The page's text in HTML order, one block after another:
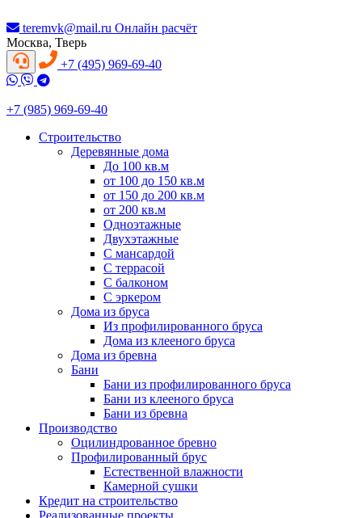
teremvk@mail.ru Онлайн расчёт
Москва, Тверь
+7 (495) 969-69-40
+7 (985) 969-69-40
Строительство
Деревянные дома
До 100 кв.м
от 100 до 150 кв.м
от 150 до 200 кв.м
от 200 кв.м
Одноэтажные
Двухэтажные
С мансардой
С террасой
С балконом
С эркером
Дома из бруса
Из профилированного бруса
Дома из клееного бруса
Дома из бревна
Бани
Бани из профилированного бруса
Бани из клееного бруса
Бани из бревна
Производство
Оцилиндрованное бревно
Профилированный брус
Естественной влажности
Камерной сушки
Кредит на строительство
Реализованные проекты